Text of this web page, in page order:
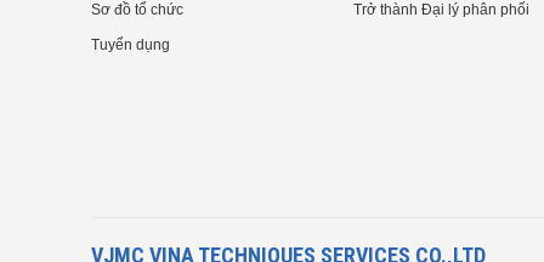
Sơ đồ tổ chức
Tuyển dụng
Trở thành Đại lý phân phối
VJMC VINA TECHNIQUES SERVICES CO.,LTD